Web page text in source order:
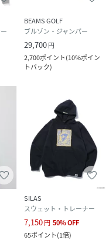
BEAMS GOLF
ブルゾン・ジャンパー
29,700円
2,700ポイント(10%ポイン
トバック)
SILAS
スウェット・トレーナー
7,150円 50%OFF
65ポイント(1倍)